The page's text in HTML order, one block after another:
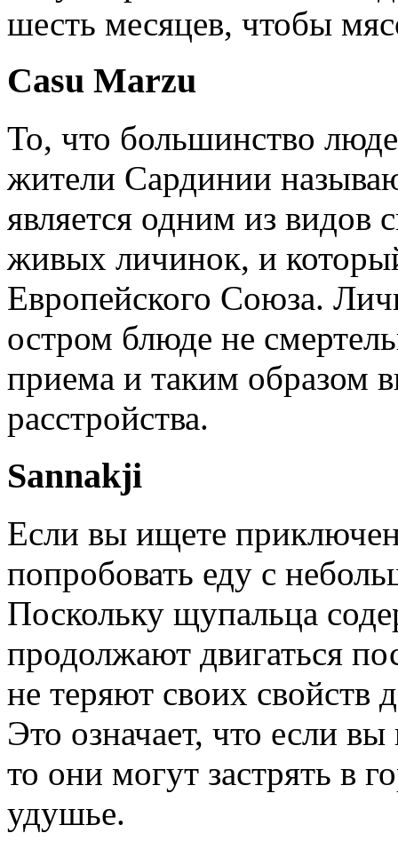
шесть месяцев, чтобы
Casu Marzu
То, что большинство
жители Сардинии
является одним из видов
живых личинок, и
Европейского Союза.
остром блюде не
приема и таким образом
расстройства.
Sannakji
Если вы ищете
попробовать еду с
Поскольку щупальца
продолжают двигаться
не теряют своих свойств
Это означает, что если
то они могут застрять в
удушье.